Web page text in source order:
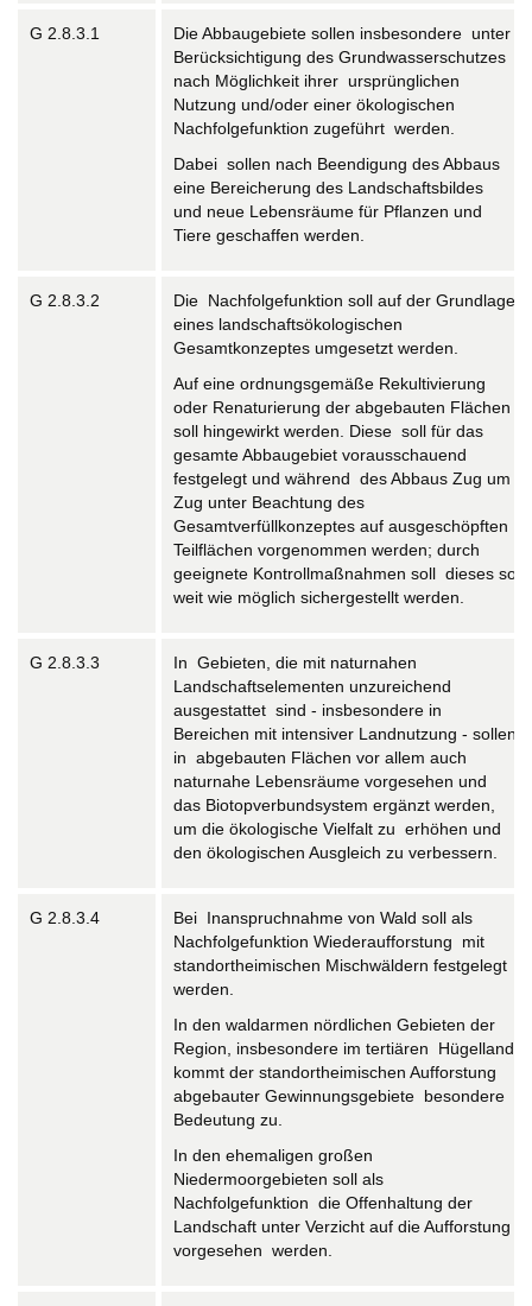
G 2.8.3.1
Die Abbaugebiete sollen insbesondere unter
Berücksichtigung des Grundwasserschutzes
nach Möglichkeit ihrer ursprünglichen
Nutzung und/oder einer ökologischen
Nachfolgefunktion zugeführt werden.
Dabei sollen nach Beendigung des Abbaus
eine Bereicherung des Landschaftsbildes
und neue Lebensräume für Pflanzen und
Tiere geschaffen werden.
G 2.8.3.2
Die Nachfolgefunktion soll auf der Grundlage
eines landschaftsökologischen
Gesamtkonzeptes umgesetzt werden.
Auf eine ordnungsgemäße Rekultivierung
oder Renaturierung der abgebauten Flächen
soll hingewirkt werden. Diese soll für das
gesamte Abbaugebiet vorausschauend
festgelegt und während des Abbaus Zug um
Zug unter Beachtung des
Gesamtverfüllkonzeptes auf ausgeschöpften
Teilflächen vorgenommen werden; durch
geeignete Kontrollmaßnahmen soll dieses so
weit wie möglich sichergestellt werden.
G 2.8.3.3
In Gebieten, die mit naturnahen
Landschaftselementen unzureichend
ausgestattet sind - insbesondere in
Bereichen mit intensiver Landnutzung - sollen
in abgebauten Flächen vor allem auch
naturnahe Lebensräume vorgesehen und
das Biotopverbundsystem ergänzt werden,
um die ökologische Vielfalt zu erhöhen und
den ökologischen Ausgleich zu verbessern.
G 2.8.3.4
Bei Inanspruchnahme von Wald soll als
Nachfolgefunktion Wiederaufforstung mit
standortheimischen Mischwäldern festgelegt
werden.
In den waldarmen nördlichen Gebieten der
Region, insbesondere im tertiären Hügelland,
kommt der standortheimischen Aufforstung
abgebauter Gewinnungsgebiete besondere
Bedeutung zu.
In den ehemaligen großen
Niedermoorgebieten soll als
Nachfolgefunktion die Offenhaltung der
Landschaft unter Verzicht auf die Aufforstung
vorgesehen werden.